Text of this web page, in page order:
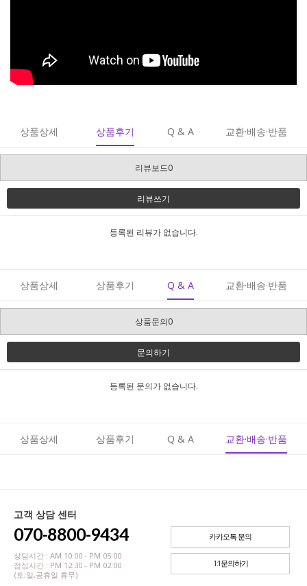
상품상세 상품후기 Q & A 교환·배송·반품
리뷰보드0
리뷰쓰기
등록된 리뷰가 없습니다.
상품상세 상품후기 Q & A 교환·배송·반품
상품문의0
문의하기
등록된 문의가 없습니다.
상품상세 상품후기 Q & A 교환·배송·반품
고객 상담 센터
070-8800-9434
상담시간 : AM 10:00 - PM 05:00
점심시간 : PM 12:30 - PM 02:00
(토,일,공휴일 휴무)
카카오톡 문의
1:1문의하기